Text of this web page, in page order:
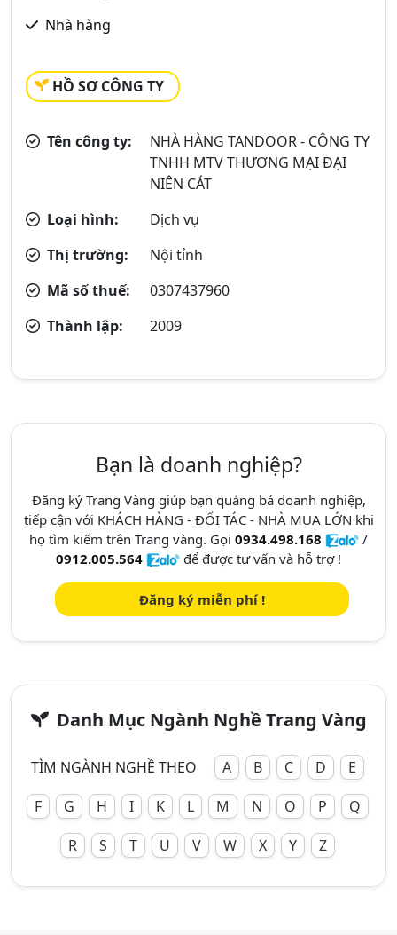
Nhà hàng
HỒ SƠ CÔNG TY
Tên công ty:
NHÀ HÀNG TANDOOR - CÔNG TY
TNHH MTV THƯƠNG MẠI ĐẠI
NIÊN CÁT
Loại hình:
Dịch vụ
Thị trường:
Nội tỉnh
Mã số thuế:
0307437960
Thành lập:
2009
Bạn là doanh nghiệp?
Đăng ký Trang Vàng giúp bạn quảng bá doanh nghiệp,
tiếp cận với KHÁCH HÀNG - ĐỐI TÁC - NHÀ MUA LỚN khi
họ tìm kiếm trên Trang vàng. Gọi 0934.498.168
/
0912.005.564
để được tư vấn và hỗ trợ !
Đăng ký miễn phí !
Danh Mục Ngành Nghề Trang Vàng
TÌM NGÀNH NGHỀ THEO A B C D
E
F
G H I K L M N O P
Q
R
S T U V W X Y Z